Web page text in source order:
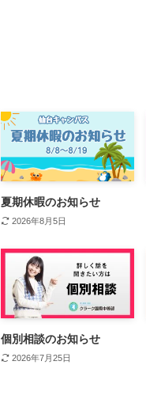
夏期休暇のお知らせ
2026年8月5日
個別相談のお知らせ
2026年7月25日